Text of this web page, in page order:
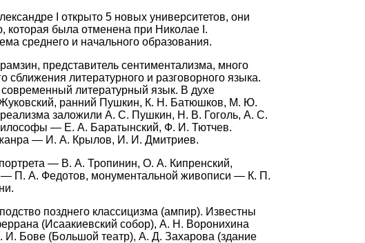
I открыто 5 новых университетов, они
которая была отменена при Николае I.
среднего и начального образования.
представитель сентиментализма, много
сближения литературного и разговорного языка.
литературный язык. В духе
ранний Пушкин, К. Н. Батюшков, М. Ю.
заложили А. С. Пушкин, Н. В. Гоголь, А. С.
— Е. А. Баратынский, Ф. И. Тютчев.
— И. А. Крылов, И. И. Дмитриев.
— В. А. Тропинин, О. А. Кипренский,
П. А. Федотов, монументальной живописи — К. П.
позднего классицизма (ампир). Известны
(Исаакиевский собор), А. Н. Воронихина
И. Бове (Большой театр), А. Д. Захарова (здание